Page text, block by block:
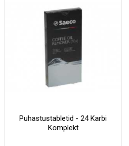
Puhastustabletid - 24 Karbi
Komplekt